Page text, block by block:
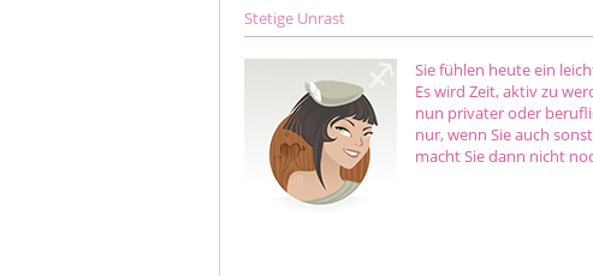
Stetige Unrast
Sie fühlen heute ein
Es wird Zeit, aktiv zu
nun privater oder
nur, wenn Sie auch
macht Sie dann nicht